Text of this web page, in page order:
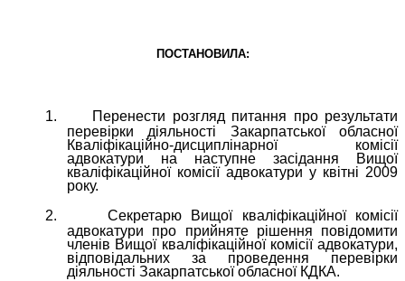
ПОСТАНОВИЛА:
1. Перенести розгляд питання про результати
перевірки діяльності Закарпатської обласної
Кваліфікаційно-дисциплінарної комісії
адвокатури на наступне засідання Вищої
кваліфікаційної комісії адвокатури у квітні 2009
року.
2.
Секретарю Вищої кваліфікаційної комісії
адвокатури про прийняте рішення повідомити
членів Вищої кваліфікаційної комісії адвокатури,
відповідальних за проведення перевірки
діяльності Закарпатської обласної КДКА.